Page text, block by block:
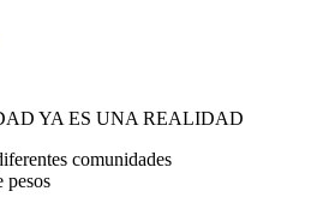
YA ES UNA REALIDAD
comunidades
pesos